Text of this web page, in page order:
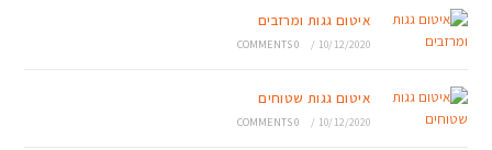
איטום גגות ומרזבים
10/12/2020
/
0 COMMENTS
איטום גגות שטוחים
10/12/2020
/
0 COMMENTS